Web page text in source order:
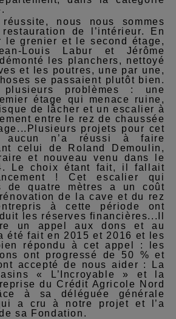
nous nous sommes
de l’intérieur. En
le grenier et le second étage,
Louis Labur et Jérôme
les planchers, nettoyé
et les poutres, une par une,
se passaient plutôt bien.
problèmes : une
étage qui menace ruine,
de lâcher et un escalier à
entre le rez de chaussée
projets pour cet
aucun n’a réussi à faire
celui de Roland Demoulin,
et nouveau venu dans le
Le choix étant fait, il fallait
!
Cetescalier qui
dequatre
mètres a un coût
de la cave et du rez
à cette période ont
les réserves financières...Il
un appel aux dons et au
été fait en 2015 et 2016 et les
répondu à cet appel : les
ont progressé de 50 % et
accepté de nous aider : La
« L’Incroyable » et la
du Crédit Agricole Nord
à sa déléguée générale
a cru à notre projet et l’a
sa Fondation.